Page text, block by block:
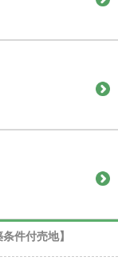
件付売地】